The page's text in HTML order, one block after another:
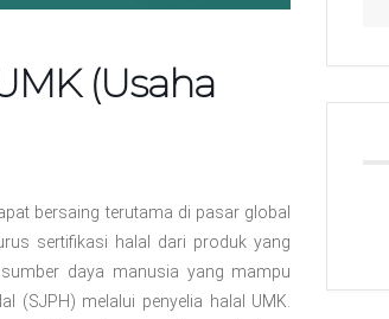
(Usaha
bersaing terutama di pasar global
sertifikasi halal dari produk yang
daya manusia yang mampu
(SJPH) melalui penyelia halal UMK.